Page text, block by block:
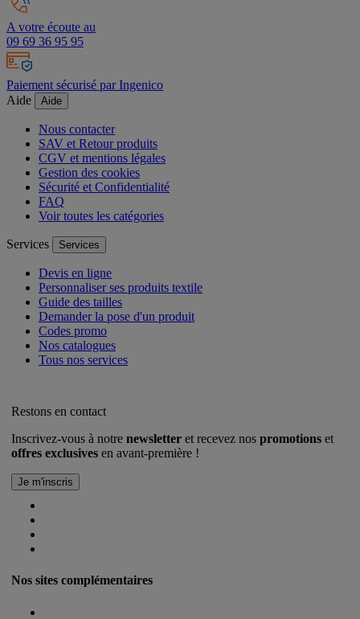
A votre écoute au
09 69 36 95 95
Paiement sécurisé par Ingenico
Aide
Aide
Nous contacter
SAV et Retour produits
CGV et mentions légales
Gestion des cookies
Sécurité et Confidentialité
FAQ
Voir toutes les catégories
Services Services
Devis en ligne
Personnaliser ses produits textile
Guide des tailles
Demander la pose d'un produit
Codes promo
Nos catalogues
Tous nos services
Restons en contact
Inscrivez-vous à notre newsletter et recevez nos promotions et
offres exclusives en avant-première !
Nos sites complémentaires